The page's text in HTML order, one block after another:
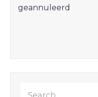
navigatie
geannuleerd